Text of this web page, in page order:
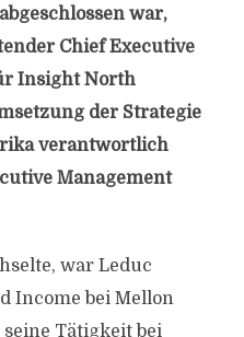
war,
Chief Executive
Insight North
der Strategie
verantwortlich
Management
war Leduc
Income bei Mellon
Tätigkeit bei